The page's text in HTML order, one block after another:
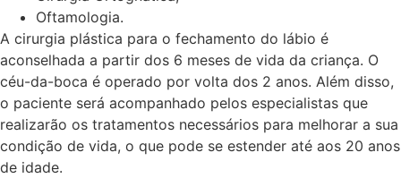
Oftamologia.
A cirurgia plástica para o fechamento do lábio é
aconselhada a partir dos 6 meses de vida da criança. O
céu-da-boca é operado por volta dos 2 anos. Além disso,
o paciente será acompanhado pelos especialistas que
realizarão os tratamentos necessários para melhorar a sua
condição de vida, o que pode se estender até aos 20 anos
de idade.